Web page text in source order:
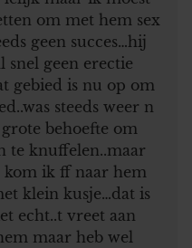
om met hem sex
geen succes…hij
snel geen erectie
gebied is nu op om
steeds weer n
behoefte om
te knuffelen..maar
kom ik ff naar hem
klein kusje…dat is
echt..t vreet aan
maar heb wel